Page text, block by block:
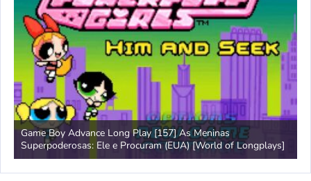
Game Boy Advance Long Play [157] As Meninas
Superpoderosas: Ele e Procuram (EUA) [World of Longplays]